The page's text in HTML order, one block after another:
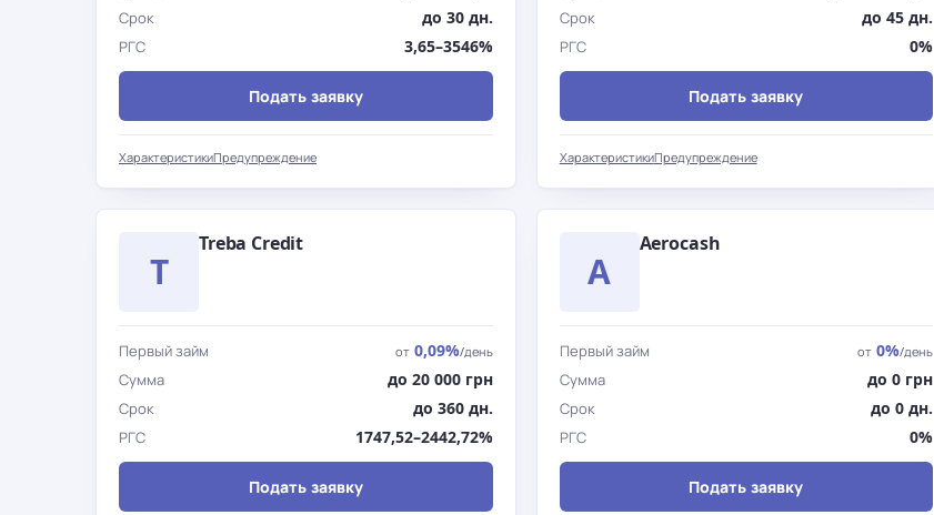
Срок до 30 дн.
РГС 3,65–3546%
Подать заявку
ХарактеристикиПредупреждение
Срок до 45 дн.
РГС 0%
Подать заявку
ХарактеристикиПредупреждение
T
Treba Credit
Первый займ от 0,09%/день
Сумма до 20 000 грн
Срок до 360 дн.
РГС 1747,52–2442,72%
Подать заявку
A
Aerocash
Первый займ от 0%/день
Сумма до 0 грн
Срок до 0 дн.
РГС 0%
Подать заявку